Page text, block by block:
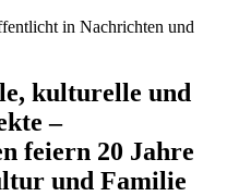
in Nachrichten und
kulturelle und
–
feiern 20 Jahre
und Familie